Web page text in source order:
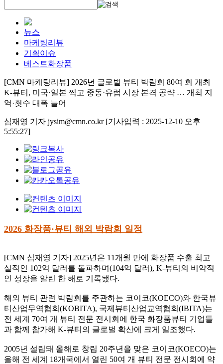
뉴스
마케팅리뷰
기획이슈
베스트화장품
[CMN 마케팅리뷰] 2026년 글로벌 뷰티 박람회 80여 회 개최
K-뷰티, 미국·일본 찍고 중동·유럽 시장 본격 공략 … 개최 지
역·횟수 대폭 늘어
심재영 기자 jysim@cmn.co.kr [기사입력 : 2025-12-10 오후
5:55:27]
2026 화장품·뷰티 해외 박람회 일정
[CMN 심재영 기자] 2025년은 11개월 만에 화장품 수출 최고
실적인 102억 달러를 돌파하며(104억 달러), K-뷰티의 비약적
인 성장을 알린 한 해로 기록됐다.
해외 뷰티 관련 박람회를 주관하는 코이코(KOECO)와 한국뷰
티산업무역협회(KOBITA), 국제뷰티산업교역협회(IBITA)는
전 세계 70여 개 뷰티 전문 전시회에 한국 화장품뷰티 기업들
과 함께 참가해 K-뷰티의 글로벌 확산에 크게 일조했다.
2005년 설립돼 올해로 창립 20주년을 맞은 코이코(KOECO)는
올해 전 세계 18개국에서 열린 50여 개 뷰티 전문 전시회에 약